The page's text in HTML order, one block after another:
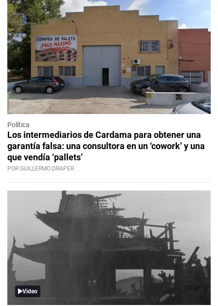
Política
Los intermediarios de Cardama para obtener una
garantía falsa: una consultora en un ‘cowork’ y una
que vendía ‘pallets’
POR GUILLERMO DRAPER
Video